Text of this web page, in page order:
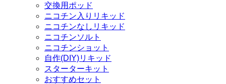
交換用ポッド
ニコチン入りリキッド
ニコチンなしリキッド
ニコチンソルト
ニコチンショット
自作(DIY)リキッド
スターターキット
おすすめセット